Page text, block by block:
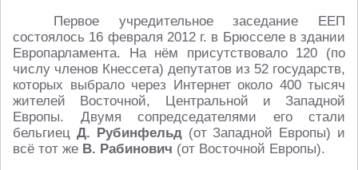
Первое учредительное заседание ЕЕП
состоялось 16 февраля 2012 г. в Брюсселе в здании
Европарламента. На нём присутствовало 120 (по
числу членов Кнессета) депутатов из 52 государств,
которых выбрало через Интернет около 400 тысяч
жителей Восточной, Центральной и Западной
Европы. Двумя сопредседателями его стали
бельгиец Д. Рубинфельд(от Западной Европы) и
всё тот же В. Рабинович (от Восточной Европы).